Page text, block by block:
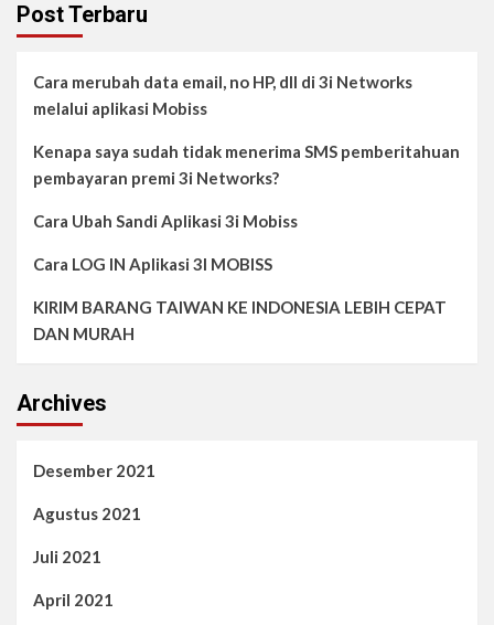
Post Terbaru
Cara merubah data email, no HP, dll di 3i Networks
melalui aplikasi Mobiss
Kenapa saya sudah tidak menerima SMS pemberitahuan
pembayaran premi 3i Networks?
Cara Ubah Sandi Aplikasi 3i Mobiss
Cara LOG IN Aplikasi 3I MOBISS
KIRIM BARANG TAIWAN KE INDONESIA LEBIH CEPAT
DAN MURAH
Archives
Desember 2021
Agustus 2021
Juli 2021
April 2021